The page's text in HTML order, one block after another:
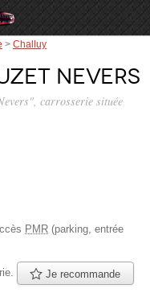
> Challuy
Nevers
carrosserie située
PMR (parking, entrée
Je recommande